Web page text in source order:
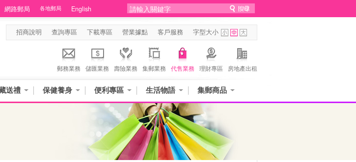
網路郵局 各地郵局 English
招商說明 查詢專區 下載專區 營業據點 客戶服務 字型大小
郵務業務 儲匯業務 壽險業務 集郵業務 代售業務 理財專區 房地產出租
送禮 保健養身 便利專區 生活物語 集郵商品